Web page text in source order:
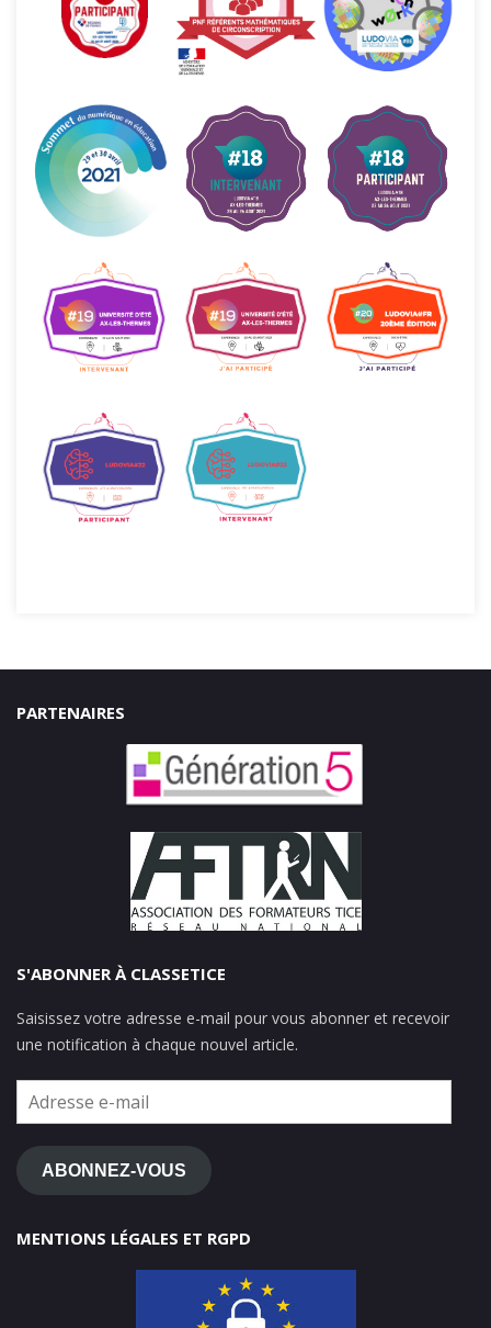
PARTENAIRES
S'ABONNER À CLASSETICE
Saisissez votre adresse e-mail pour vous abonner et recevoir
une notification à chaque nouvel article.
Adresse
e-
mail
ABONNEZ-VOUS
MENTIONS LÉGALES ET RGPD